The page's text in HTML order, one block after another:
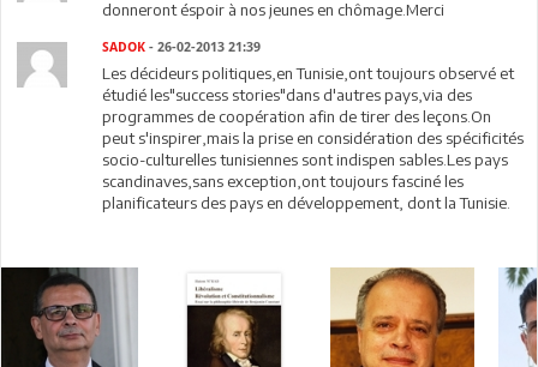
donneront éspoir à nos jeunes en chômage.Merci
SADOK - 26-02-2013 21:39
Les décideurs politiques,en Tunisie,ont toujours observé et
étudié les"success stories"dans d'autres pays,via des
programmes de coopération afin de tirer des leçons.On
peut s'inspirer,mais la prise en considération des spécificités
socio-culturelles tunisiennes sont indispen sables.Les pays
scandinaves,sans exception,ont toujours fasciné les
planificateurs des pays en développement, dont la Tunisie.